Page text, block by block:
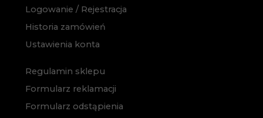
Logowanie / Rejestracja
Historia zamówień
Ustawienia konta
Regulamin sklepu
Formularz reklamacji
Formularz odstąpienia